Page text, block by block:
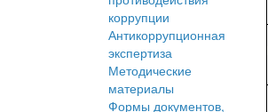
коррупции
Антикоррупционная
экспертиза
Методические
материалы
Формы документов,